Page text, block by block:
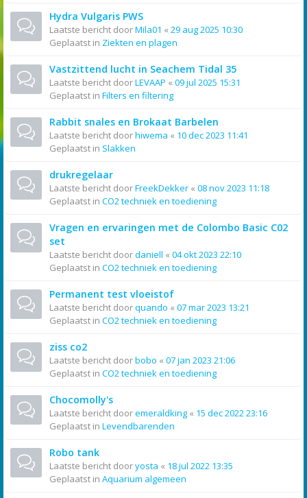
Hydra Vulgaris PWS
Laatste bericht doorMila01 « 29 aug 2025 10:30
Geplaatst in Ziekten en plagen
Vastzittend lucht in Seachem Tidal 35
Laatste bericht doorLEVAAP « 09 jul 2025 15:31
Geplaatst in Filters en filtering
Rabbit snales en Brokaat Barbelen
Laatste bericht doorhiwema « 10 dec 2023 11:41
Geplaatst in Slakken
drukregelaar
Laatste bericht doorFreekDekker « 08 nov 2023 11:18
Geplaatst in CO2 techniek en toediening
Vragen en ervaringen met de Colombo Basic C02
set
Laatste bericht doordaniell « 04 okt 2023 22:10
Geplaatst in CO2 techniek en toediening
Permanent test vloeistof
Laatste bericht doorquando « 07 mar 2023 13:21
Geplaatst in CO2 techniek en toediening
ziss co2
Laatste bericht doorbobo « 07 jan 2023 21:06
Geplaatst in CO2 techniek en toediening
Chocomolly's
Laatste bericht dooremeraldking « 15 dec 2022 23:16
Geplaatst in Levendbarenden
Robo tank
Laatste bericht dooryosta « 18 jul 2022 13:35
Geplaatst in Aquarium algemeen